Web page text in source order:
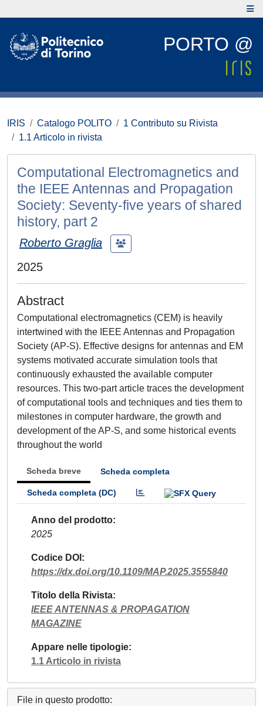
PORTO @
IRIS Catalogo POLITO
1 Contributo su Rivista
1.1 Articolo in rivista
Computational Electromagnetics and
the IEEE Antennas and Propagation
Society: Seventy-five years of shared
history, part 2
Roberto Graglia
2025
Abstract
Computational electromagnetics (CEM) is heavily
intertwined with the IEEE Antennas and Propagation
Society (AP-S). Effective designs for antennas and EM
systems motivated accurate simulation tools that
continuously exhausted the available computer
resources. This two-part article traces the development
of computational tools and techniques and ties them to
milestones in computer hardware, the growth and
development of the AP-S, and some historical events
throughout the world
Scheda breve Scheda completa
Scheda completa (DC)
Anno del prodotto
2025
Codice DOI
https://dx.doi.org/10.1109/MAP.2025.3555840
Titolo della Rivista
IEEE ANTENNAS & PROPAGATION
MAGAZINE
Appare nelle tipologie
1.1 Articolo in rivista
File in questo prodotto: